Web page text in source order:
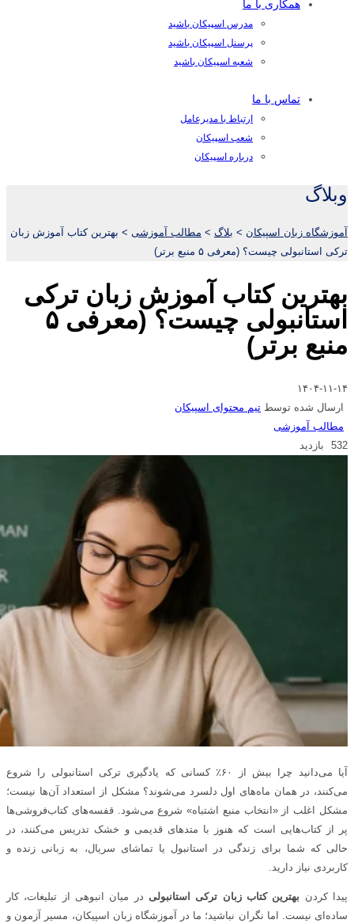
همکاری با ما
مدرس اسپیکان باشید
پرسنل اسپیکان باشید
شعبه اسپیکان باشید
تماس با ما
ارتباط با مدیرعامل
شعب اسپیکان
درباره اسپیکان
وبلاگ
آموزشگاه زبان اسپیکان > بلاگ > مطالب آموزشی > بهترین کتاب آموزش زبان
ترکی استانبولی چیست؟ (معرفی ۵ منبع برتر)
بهترین کتاب آموزش زبان ترکی
استانبولی چیست؟ (معرفی ۵
منبع برتر)
۱۴۰۴-۱۱-۱۴
ارسال شده توسط تیم محتوای اسپیکان
مطالب آموزشی
532 بازدید
آیا می‌دانید چرا بیش از ۶۰٪ کسانی که یادگیری ترکی استانبولی را شروع
می‌کنند، در همان ماه‌های اول دلسرد می‌شوند؟ مشکل از استعداد آن‌ها نیست؛
مشکل اغلب از «انتخاب منبع اشتباه» شروع می‌شود. قفسه‌های کتاب‌فروشی‌ها
پر از کتاب‌هایی است که هنوز با متدهای قدیمی و خشک تدریس می‌کنند، در
حالی که شما برای زندگی در استانبول یا تماشای سریال، به زبانی زنده و
کاربردی نیاز دارید.
پیدا کردن بهترین کتاب زبان ترکی استانبولی در میان انبوهی از تبلیغات، کار
ساده‌ای نیست. اما نگران نباشید؛ ما در آموزشگاه زبان اسپیکان، مسیر آزمون و